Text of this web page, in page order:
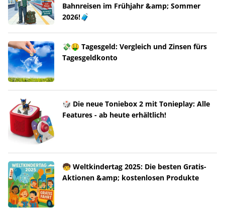
Bahnreisen im Frühjahr &amp; Sommer
2026!🧳
💸🤑 Tagesgeld: Vergleich und Zinsen fürs
Tagesgeldkonto
🎲 Die neue Toniebox 2 mit Tonieplay: Alle
Features - ab heute erhältlich!
🧒 Weltkindertag 2025: Die besten Gratis-
Aktionen &amp; kostenlosen Produkte